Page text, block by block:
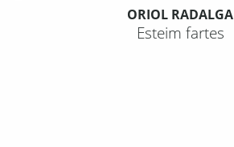
ORIOL RADALGA
Esteim fartes